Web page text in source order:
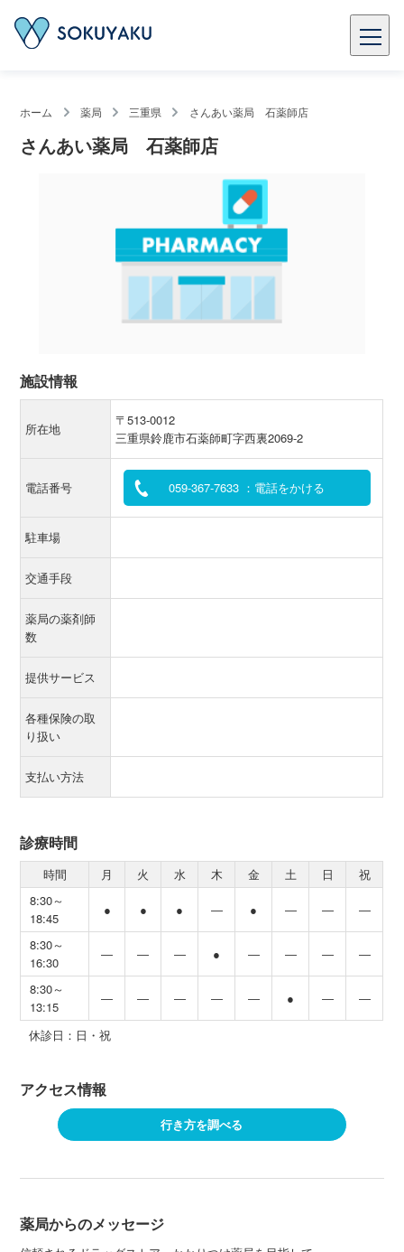
ホーム 薬局 三重県 さんあい薬局 石薬師店
さんあい薬局 石薬師店
施設情報
所在地
〒513-0012
三重県鈴鹿市石薬師町字西裏2069-2
電話番号 059-367-7633 ：電話をかける
駐車場
交通手段
薬局の薬剤師
数
提供サービス
各種保険の取
り扱い
支払い方法
診療時間
時間 月 火 水 木 金 土 日
祝
8:30～
18:45
● ● ● ― ● ― ― ―
8:30～
16:30
― ― ― ● ― ― ― ―
8:30～
13:15
― ― ― ― ― ● ― ―
休診日：日・祝
アクセス情報
行き方を調べる
薬局からのメッセージ